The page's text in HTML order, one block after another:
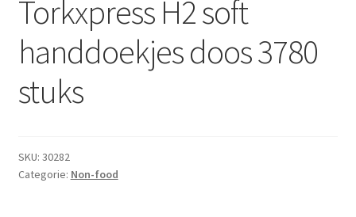
Dranken
Droge Kruidenierswaren
Frites
Non-food
Torkxpress H2 soft
handdoekjes doos 3780
stuks
SKU: 30282
Categorie: Non-food